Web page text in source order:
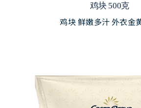
鸡块 500克
鸡块 鲜嫩多汁 外衣金